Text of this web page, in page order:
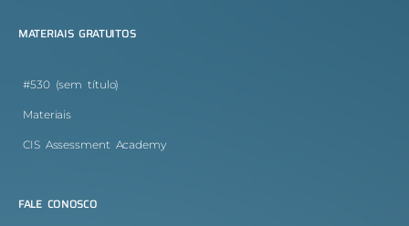
MATERIAIS GRATUITOS
#530 (sem título)
Materiais
CIS Assessment Academy
FALE CONOSCO